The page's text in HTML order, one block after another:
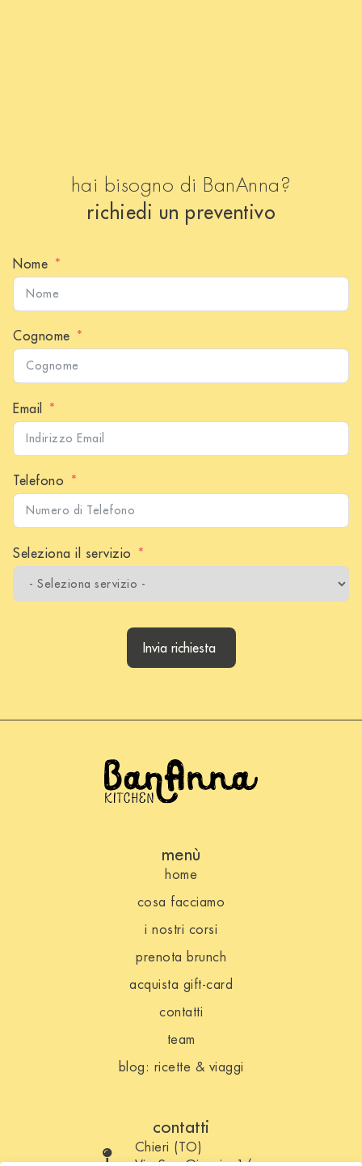
hai bisogno di BanAnna?
richiedi un preventivo
Nome
Cognome
Email
Telefono
Seleziona il servizio
Invia richiesta
menù
home
cosa facciamo
i nostri corsi
prenota brunch
acquista gift-card
contatti
team
blog: ricette & viaggi
contatti
Chieri (TO)